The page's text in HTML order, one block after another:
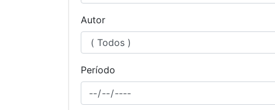
Autor
Período